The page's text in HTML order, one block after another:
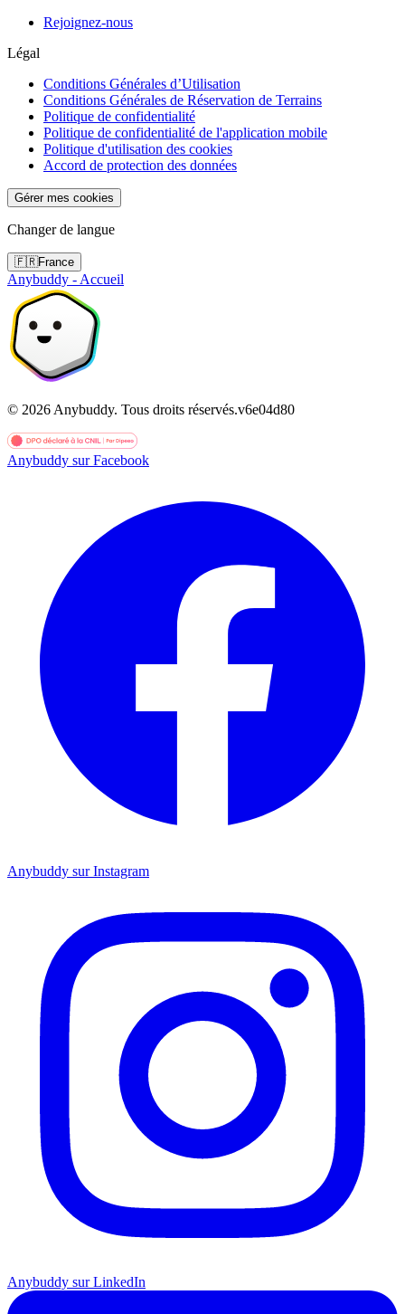
Rejoignez-nous
Légal
Conditions Générales d’Utilisation
Conditions Générales de Réservation de Terrains
Politique de confidentialité
Politique de confidentialité de l'application mobile
Politique d'utilisation des cookies
Accord de protection des données
Gérer mes cookies
Changer de langue
🇫🇷France
Anybuddy - Accueil
© 2026 Anybuddy. Tous droits réservés.v6e04d80
Anybuddy sur Facebook
Anybuddy sur Instagram
Anybuddy sur LinkedIn